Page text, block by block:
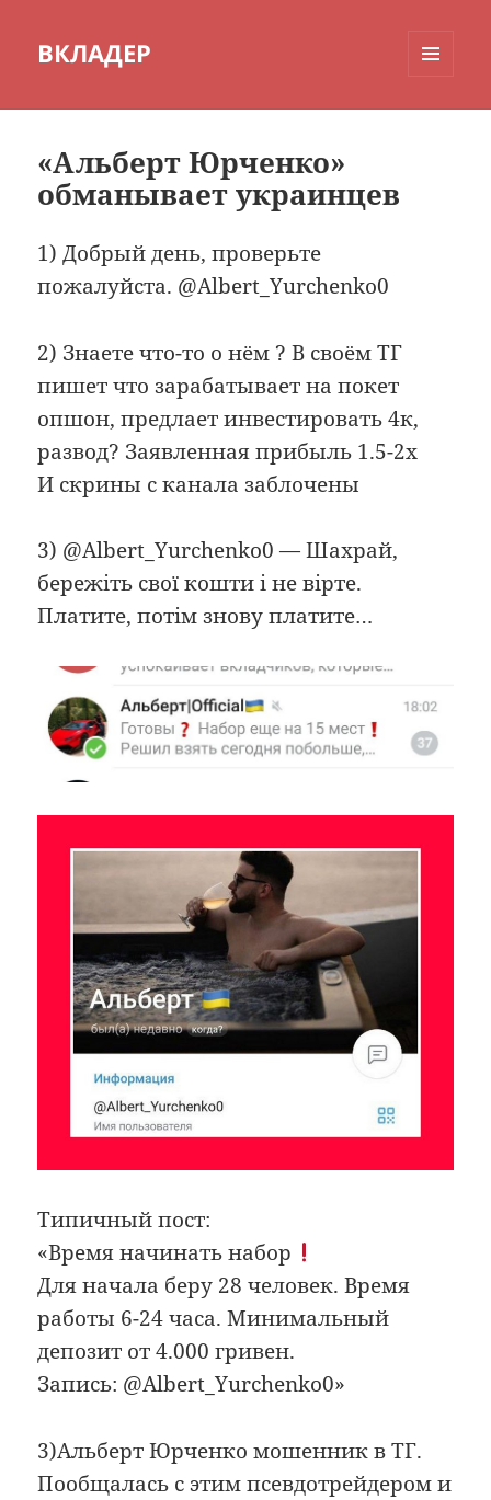
ВКЛАДЕР
«Альберт Юрченко»
обманывает украинцев
1) Добрый день, проверьте
пожалуйста. @Albert_Yurchenko0
2) Знаете что-то о нём ? В своём ТГ
пишет что зарабатывает на покет
опшон, предлает инвестировать 4к,
развод? Заявленная прибыль 1.5-2х
И скрины с канала заблочены
3) @Albert_Yurchenko0 — Шахрай,
бережіть свої кошти і не вірте.
Платите, потім знову платите…
Типичный пост:
«Время начинать набор
Для начала беру 28 человек. Время
работы 6-24 часа. Минимальный
депозит от 4.000 гривен.
Запись: @Albert_Yurchenko0»
3)Альберт Юрченко мошенник в ТГ.
Пообщалась с этим псевдотрейдером и